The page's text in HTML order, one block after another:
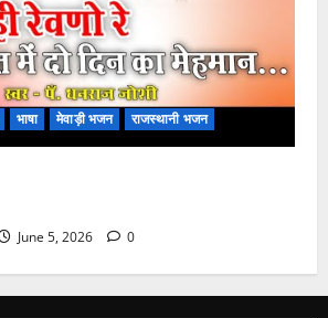
भाषा मेवाड़ी भजन राजस्थानी भजन
June 5, 2026 0